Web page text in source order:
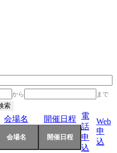
から まで
会場名 開催日程
電
話
申
込
Web
申
込